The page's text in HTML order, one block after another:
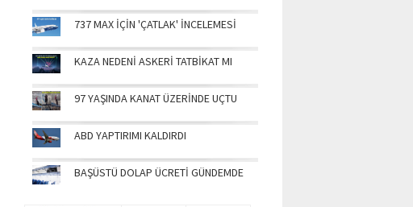
737 MAX İÇİN 'ÇATLAK' İNCELEMESİ
KAZA NEDENİ ASKERİ TATBİKAT MI
97 YAŞINDA KANAT ÜZERİNDE UÇTU
ABD YAPTIRIMI KALDIRDI
BAŞÜSTÜ DOLAP ÜCRETİ GÜNDEMDE